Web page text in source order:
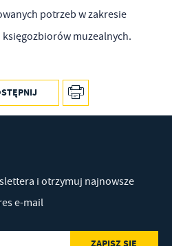
potrzeb w zakresie
muzealnych.
i otrzymuj najnowsze
e-mail